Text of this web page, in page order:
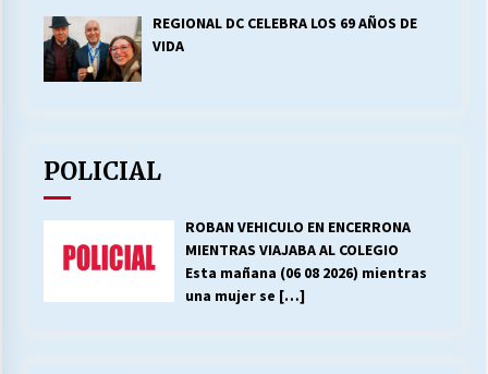
REGIONAL DC CELEBRA LOS 69 AÑOS DE
VIDA
POLICIAL
ROBAN VEHICULO EN ENCERRONA
MIENTRAS VIAJABA AL COLEGIO
Esta mañana (06 08 2026) mientras
una mujer se […]